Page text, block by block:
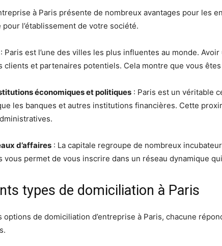
à Paris présente de nombreux avantages pour les
l’établissement de votre société.
: Paris est l’une des villes les plus influentes au monde.
clients et partenaires potentiels. Cela montre que vous
économiques et politiques : Paris est un véritable
les banques et autres institutions financières. Cette
d’affaires : La capitale regroupe de nombreux
vous permet de vous inscrire dans un réseau dynamique
types de domiciliation à Paris
options de domiciliation d’entreprise à Paris, chacune